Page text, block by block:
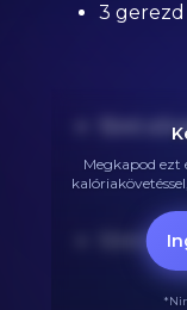
3 gerezd
15ml
10ml
Megkapod ezt